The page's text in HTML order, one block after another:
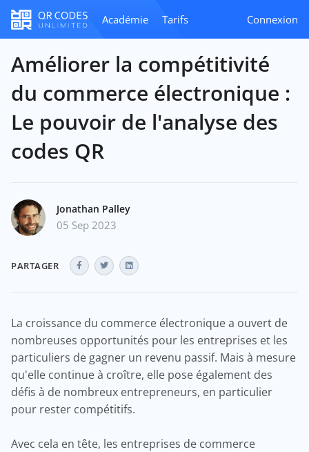
Académie Tarifs Connexion
Améliorer la compétitivité
du commerce électronique :
Le pouvoir de l'analyse des
codes QR
Jonathan Palley
05 Sep 2023
PARTAGER
La croissance du commerce électronique a ouvert de
nombreuses opportunités pour les entreprises et les
particuliers de gagner un revenu passif. Mais à mesure
qu'elle continue à croître, elle pose également des
défis à de nombreux entrepreneurs, en particulier
pour rester compétitifs.
Avec cela en tête, les entreprises de commerce